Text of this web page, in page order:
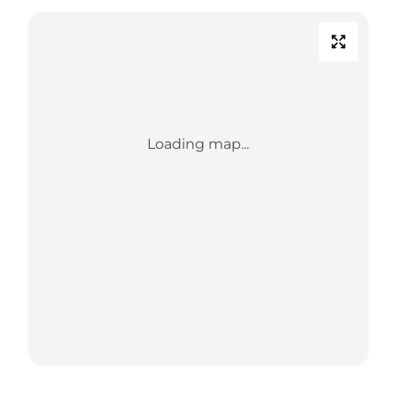
Loading map...